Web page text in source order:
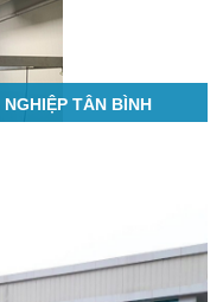
TÂN BÌNH